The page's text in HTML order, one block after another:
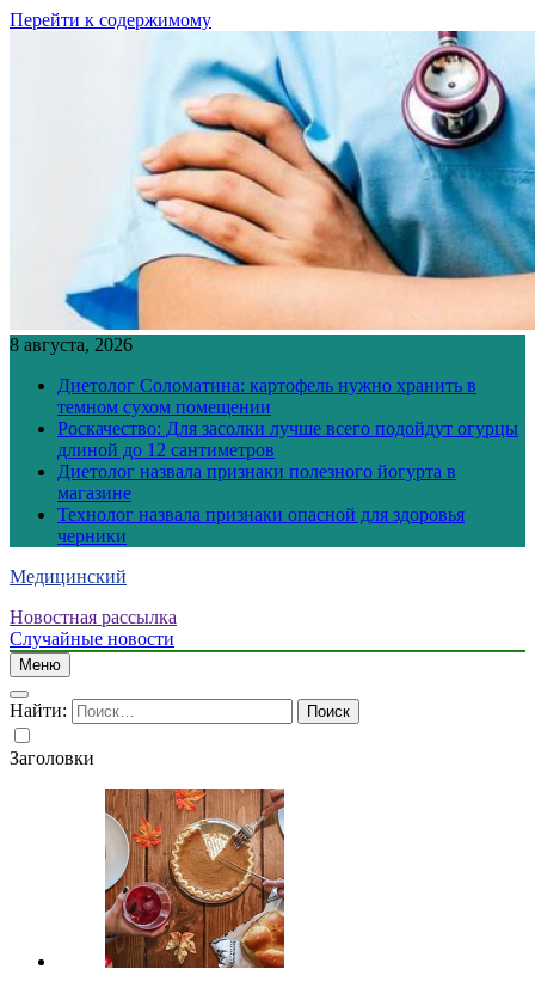
Перейти к содержимому
8 августа, 2026
Диетолог Соломатина: картофель нужно хранить в
темном сухом помещении
Роскачество: Для засолки лучше всего подойдут огурцы
длиной до 12 сантиметров
Диетолог назвала признаки полезного йогурта в
магазине
Технолог назвала признаки опасной для здоровья
черники
Медицинский
Новостная рассылка
Случайные новости
Меню
Найти:
Заголовки